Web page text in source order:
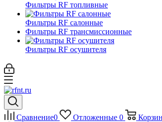
Фильтры RF топливные
Фильтры RF салонные
Фильтры RF трансмиссионные
Фильтры RF осушителя
Сравнение0 Отложенные 0